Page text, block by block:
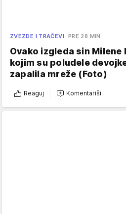
ZVEZDE I TRAČEVI PRE 28 MIN
Ovako izgleda sin Milene
kojim su poludele
zapalila mreže (Foto)
Reaguj Komentariši